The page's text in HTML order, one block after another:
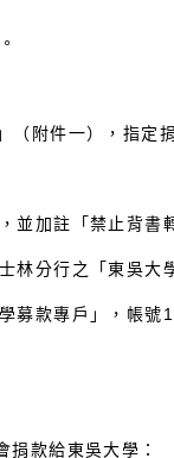
件一），指定捐
註「禁止背書轉
行之「東吳大學
專戶」，帳號
捐款給東吳大學：